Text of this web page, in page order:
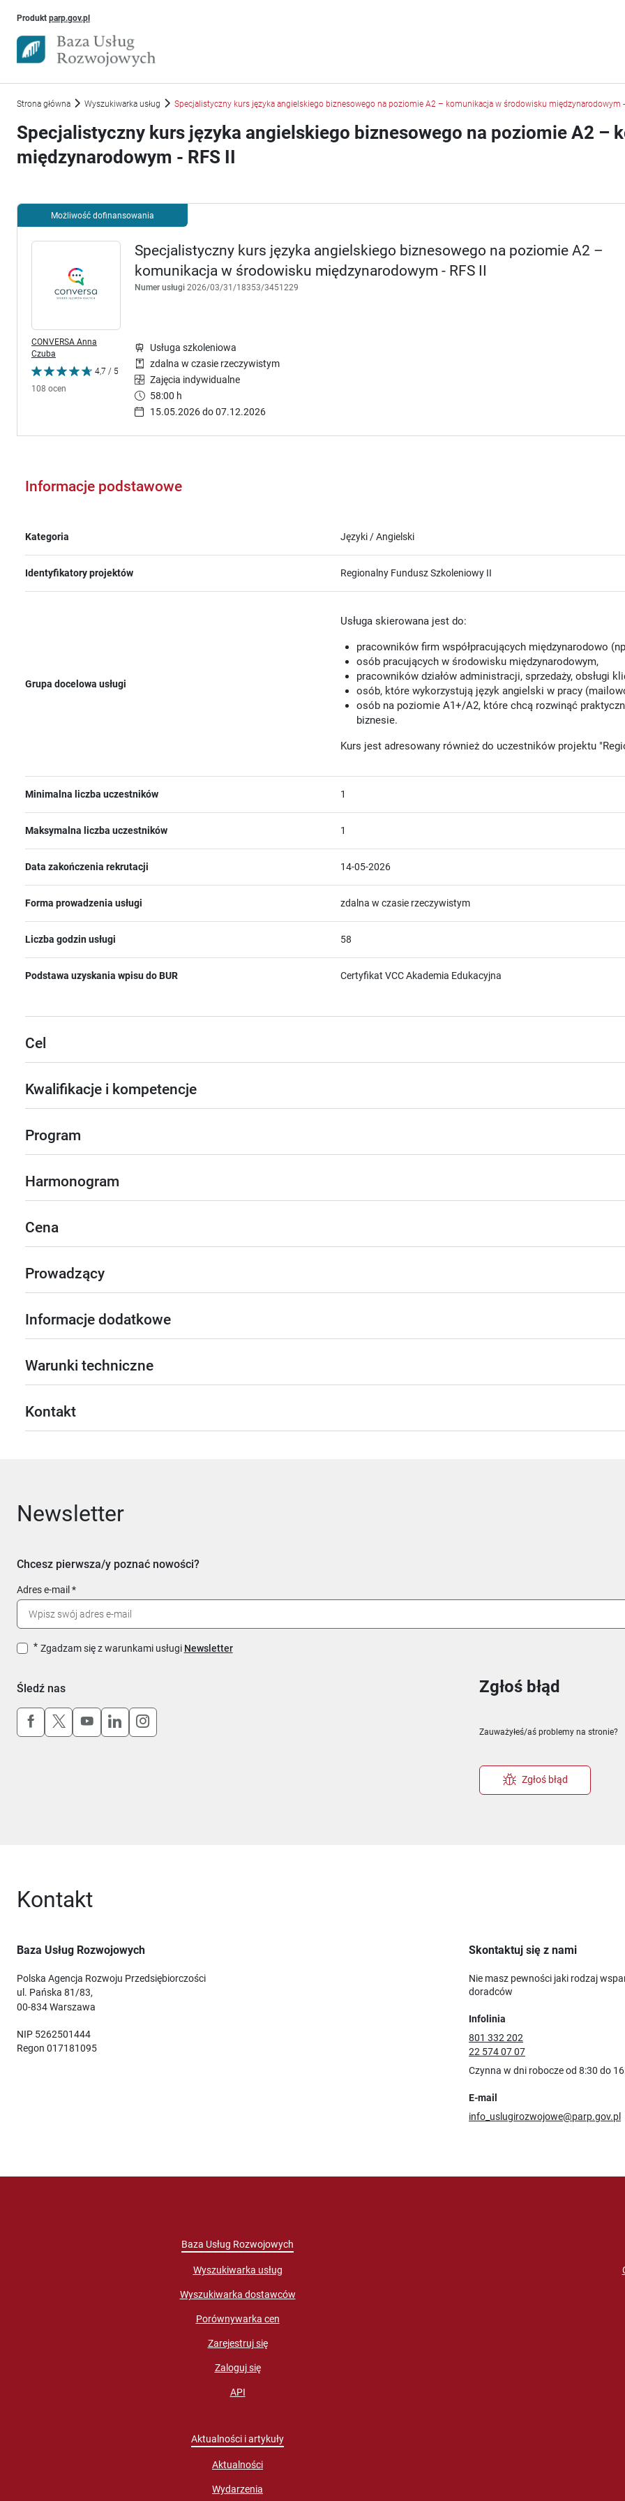
Produkt parp.gov.plUwaga, link otworzy się w nowym oknie
Strona główna Wyszukiwarka usług Specjalistyczny kurs języka angielskiego biznesowego na poziomie A2 – komunikacja w środowisku międzynarodowym -
Specjalistyczny kurs języka angielskiego biznesowego na poziomie A2 –
międzynarodowym - RFS II
Możliwość dofinansowania
Specjalistyczny kurs języka angielskiego biznesowego na poziomie A2 –
komunikacja w środowisku międzynarodowym - RFS II
Numer usługi 2026/03/31/18353/3451229
CONVERSA Anna
Czuba
4,7 / 5
108 ocen
Usługa szkoleniowa
zdalna w czasie rzeczywistym
Zajęcia indywidualne
58:00 h
15.05.2026 do 07.12.2026
Informacje podstawowe
Kategoria Języki / Angielski
Identyfikatory projektów Regionalny Fundusz Szkoleniowy II
Grupa docelowa usługi
Usługa skierowana jest do:
pracowników firm współpracujących międzynarodowo
osób pracujących w środowisku międzynarodowym,
pracowników działów administracji, sprzedaży, obsługi
osób, które wykorzystują język angielski w pracy
osób na poziomie A1+/A2, które chcą rozwinąć
biznesie.
Kurs jest adresowany również do uczestników projektu
Minimalna liczba uczestników 1
Maksymalna liczba uczestników 1
Data zakończenia rekrutacji 14-05-2026
Forma prowadzenia usługi zdalna w czasie rzeczywistym
Liczba godzin usługi 58
Podstawa uzyskania wpisu do BUR Certyfikat VCC Akademia Edukacyjna
Cel
Kwalifikacje i kompetencje
Program
Harmonogram
Cena
Prowadzący
Informacje dodatkowe
Warunki techniczne
Kontakt
Newsletter
Chcesz pierwsza/y poznać nowości?
Adres e-mail
Zgadzam się z warunkami usługi Newsletter
Śledź nas
Uwaga, link otworzy się w nowym oknie
Uwaga, link otworzy się w nowym oknie
Uwaga, link otworzy się w nowym oknie
Uwaga, link otworzy się w nowym oknie
Uwaga, link otworzy się w nowym oknie
Zgłoś błąd
Zauważyłeś/aś problemy na stronie?
Zgłoś błąd
Kontakt
Baza Usług Rozwojowych
Polska Agencja Rozwoju Przedsiębiorczości
ul. Pańska 81/83,
00-834 Warszawa
NIP 5262501444
Regon 017181095
Skontaktuj się z nami
Nie masz pewności jaki rodzaj
doradców
Infolinia
801 332 202
22 574 07 07
Czynna w dni robocze od 8:30 do
E-mail
info_uslugirozwojowe@parp.gov.pl
Baza Usług Rozwojowych
Wyszukiwarka usług
Wyszukiwarka dostawców
Porównywarka cen
Zarejestruj się
Zaloguj się
API
Aktualności i artykuły
Aktualności
Wydarzenia